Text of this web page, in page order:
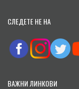
СЛЕДЕТЕ НЕ НА
ВАЖНИ ЛИНКОВИ